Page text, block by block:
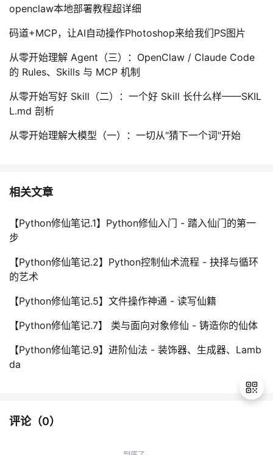
openclaw本地部署教程超详细
码道+MCP，让AI自动操作Photoshop来给我们PS图片
从零开始理解 Agent（三）：OpenClaw / Claude Code
的 Rules、Skills 与 MCP 机制
从零开始写好 Skill（二）：一个好 Skill 长什么样——SKIL
L.md 剖析
从零开始理解大模型（一）：一切从"猜下一个词"开始
相关文章
【Python修仙笔记.1】Python修仙入门 - 踏入仙门的第一
步
【Python修仙笔记.2】Python控制仙术流程 - 抉择与循环
的艺术
【Python修仙笔记.5】文件操作神通 - 读写仙籍
【Python修仙笔记.7】 类与面向对象修仙 - 铸造你的仙体
【Python修仙笔记.9】进阶仙法 - 装饰器、生成器、Lamb
da
评论（0）